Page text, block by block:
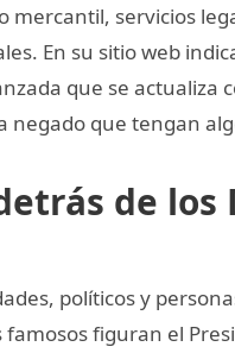
mercantil, servicios
En su sitio web
que se
negado que tengan
de los
políticos y
figuran el